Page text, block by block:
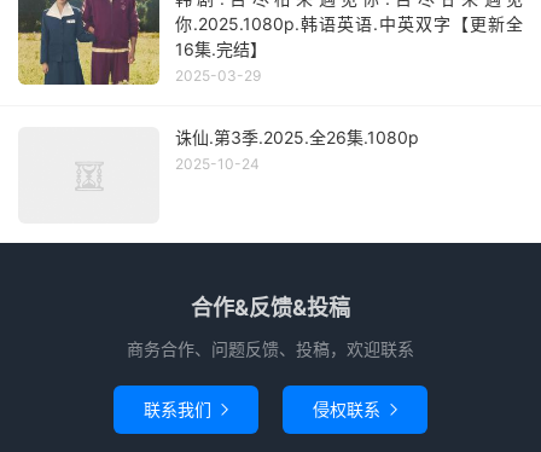
你.2025.1080p.韩语英语.中英双字【更新全
16集.完结】
2025-03-29
诛仙.第3季.2025.全26集.1080p
2025-10-24
合作&反馈&投稿
商务合作、问题反馈、投稿，欢迎联系
联系我们  侵权联系 